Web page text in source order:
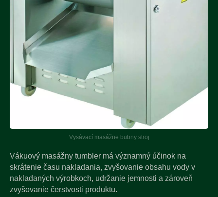
Vysávací masážne bubny stroj
Vákuový masážny tumbler má významný účinok na
skrátenie času nakladania, zvyšovanie obsahu vody v
nakladaných výrobkoch, udržanie jemnosti a zároveň
zvyšovanie čerstvosti produktu.